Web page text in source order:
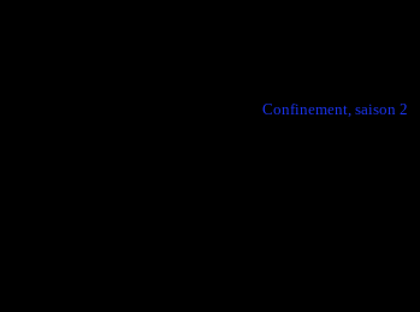
Confinement, saison 2